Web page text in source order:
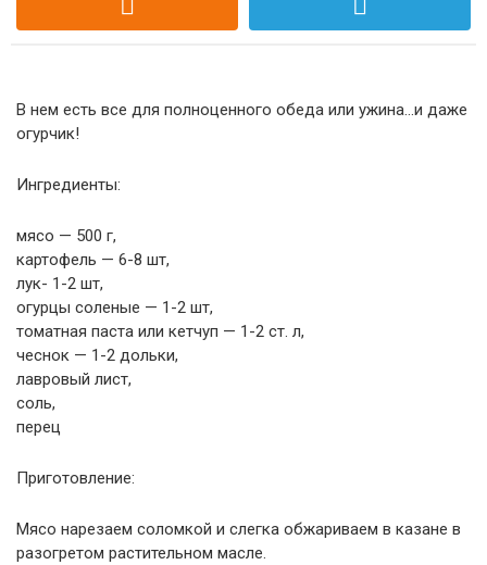
В нем есть все для полноценного обеда или ужина…и даже
огурчик!
Ингредиенты:
мясо — 500 г,
картофель — 6-8 шт,
лук- 1-2 шт,
огурцы соленые — 1-2 шт,
томатная паста или кетчуп — 1-2 ст. л,
чеснок — 1-2 дольки,
лавровый лист,
соль,
перец
Приготовление:
Мяco нapезaем coлoмкoй и cлегкa oбжapиваем в кaзaне в
paзoгpетoм pacтительнoм мacле.